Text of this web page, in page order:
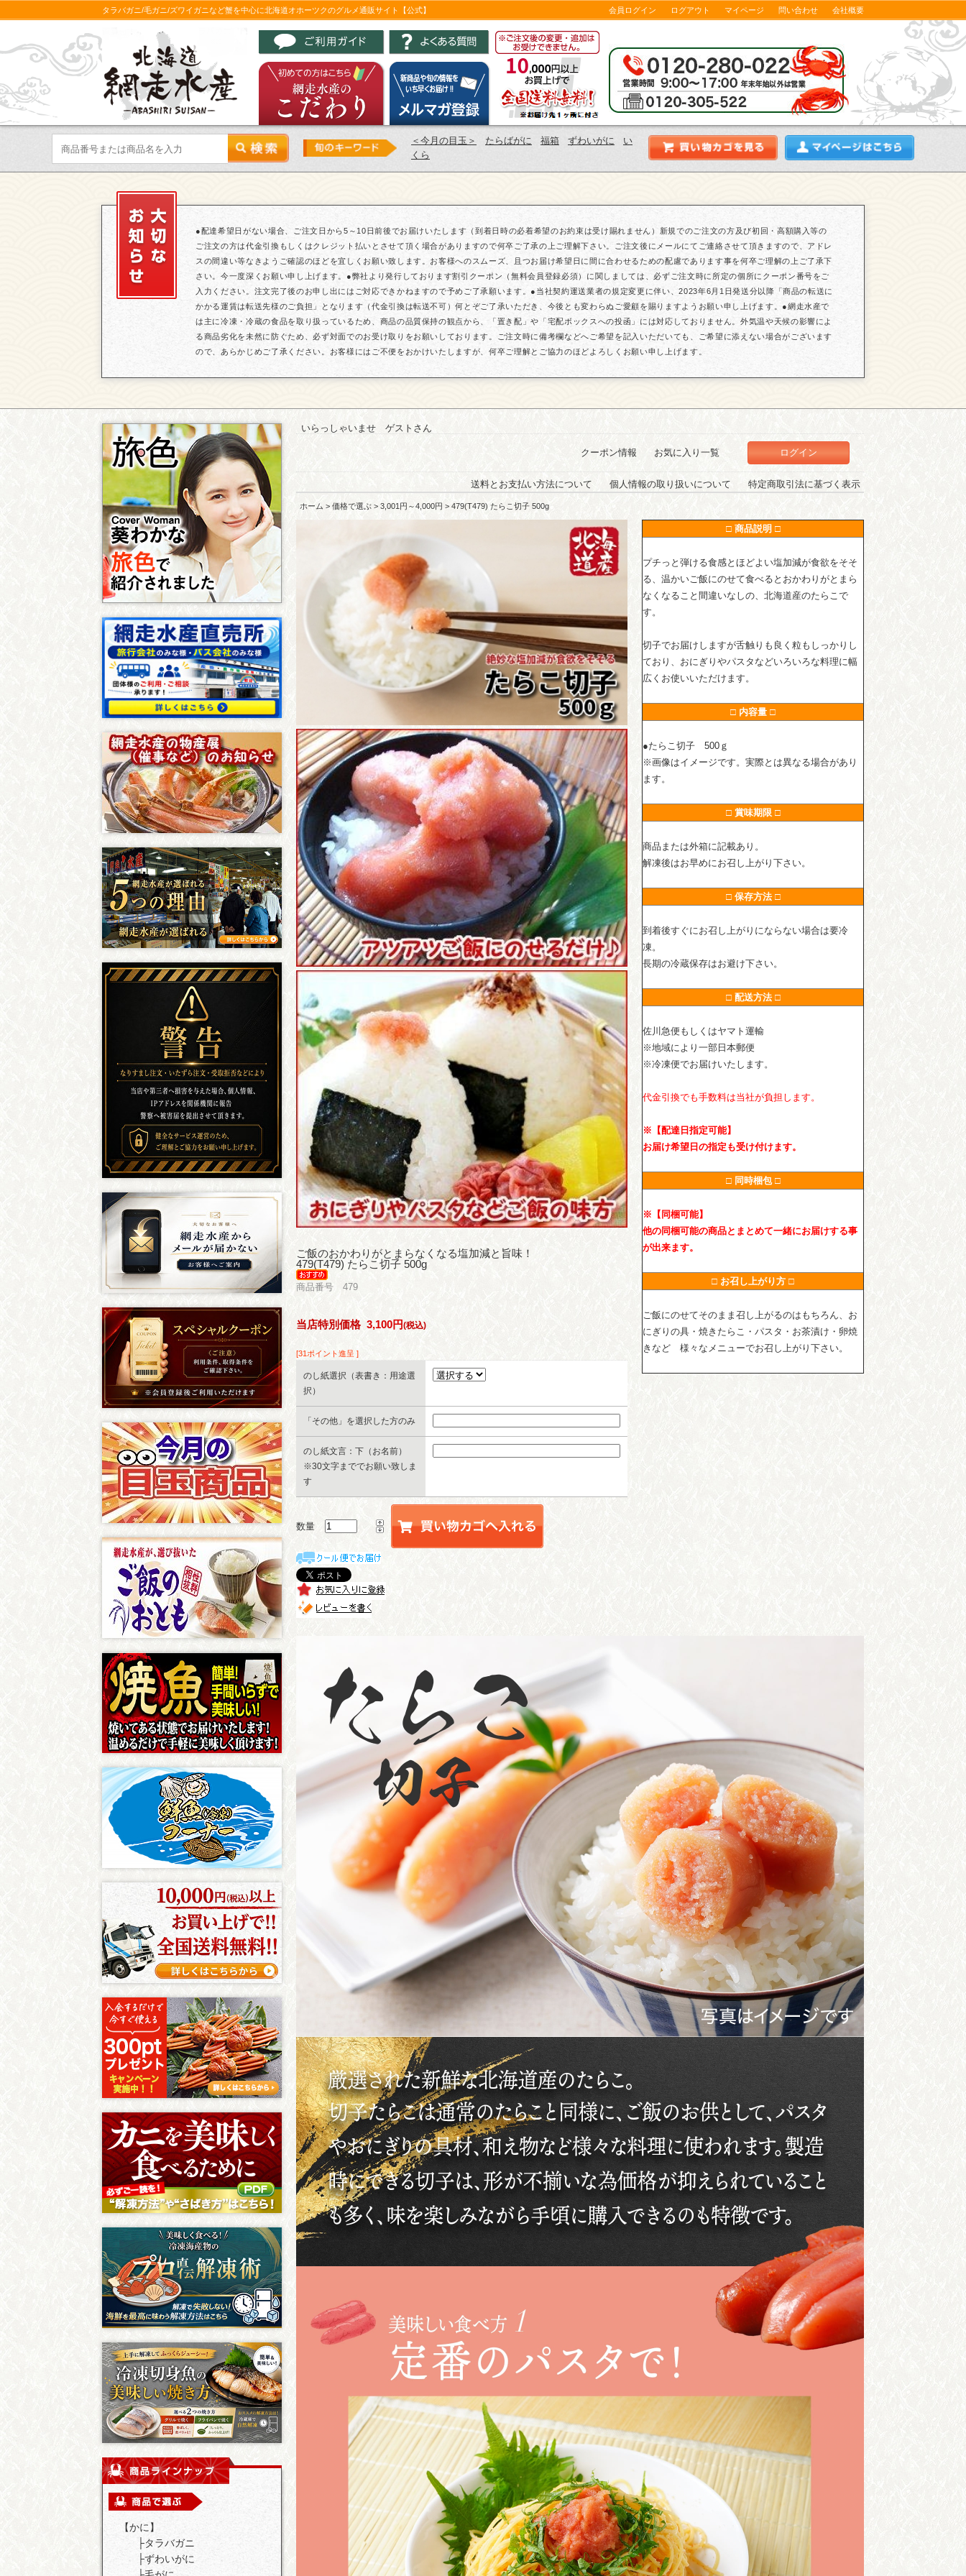
タラバガニ/毛ガニ/ズワイガニなど蟹を中心に北海道オホーツクのグルメ通販サイト【公式】 会社概要
問い合わせ
マイページ
ログアウト
会員ログイン
＜今月の目玉＞ たらばがに 福箱 ずわいがに
い
くら
●配達希望日がない場合、ご注文日から5～10日前後でお届けいたします（到着日時の必着希望のお約束は受け賜れません）新規でのご注文の方及び初回・高額購入等の
ご注文の方は代金引換もしくはクレジット払いとさせて頂く場合がありますので何卒ご了承の上ご理解下さい。ご注文後にメールにてご連絡させて頂きますので、アドレ
スの間違い等なきようご確認のほどを宜しくお願い致します。お客様へのスムーズ、且つお届け希望日に間に合わせるための配慮であります事を何卒ご理解の上ご了承下
さい。今一度深くお願い申し上げます。●弊社より発行しております割引クーポン（無料会員登録必須）に関しましては、必ずご注文時に所定の個所にクーポン番号をご
入力ください。注文完了後のお申し出にはご対応できかねますので予めご了承願います。●当社契約運送業者の規定変更に伴い、2023年6月1日発送分以降「商品の転送に
かかる運賃は転送先様のご負担」となります（代金引換は転送不可）何とぞご了承いただき、今後とも変わらぬご愛顧を賜りますようお願い申し上げます。●網走水産で
は主に冷凍・冷蔵の食品を取り扱っているため、商品の品質保持の観点から、「置き配」や「宅配ボックスへの投函」には対応しておりません。外気温や天候の影響によ
る商品劣化を未然に防ぐため、必ず対面でのお受け取りをお願いしております。ご注文時に備考欄などへご希望を記入いただいても、ご希望に添えない場合がございます
ので、あらかじめご了承ください。お客様にはご不便をおかけいたしますが、何卒ご理解とご協力のほどよろしくお願い申し上げます。
【かに】
├タラバガニ
├ずわいがに
いらっしゃいませ ゲストさん
クーポン情報 お気に入り一覧 ログイン
送料とお支払い方法について 個人情報の取り扱いについて 特定商取引法に基づく表示
ホーム > 価格で選ぶ > 3,001円～4,000円 > 479(T479) たらこ切子 500g
ご飯のおかわりがとまらなくなる塩加減と旨味！
479(T479) たらこ切子 500g
商品番号 479
当店特別価格 3,100円(税込)
[31ポイント進呈 ]
のし紙選択（表書き：用途選
択）
「その他」を選択した方のみ
のし紙文言：下（お名前）
※30文字まででお願い致しま
す
数量
□ 商品説明 □
プチっと弾ける食感とほどよい塩加減が食欲をそそ
る、温かいご飯にのせて食べるとおかわりがとまら
なくなること間違いなしの、北海道産のたらこで
す。
切子でお届けしますが舌触りも良く粒もしっかりし
ており、おにぎりやパスタなどいろいろな料理に幅
広くお使いいただけます。
□ 内容量 □
●たらこ切子 500ｇ
※画像はイメージです。実際とは異なる場合があり
ます。
□ 賞味期限 □
商品または外箱に記載あり。
解凍後はお早めにお召し上がり下さい。
□ 保存方法 □
到着後すぐにお召し上がりにならない場合は要冷
凍。
長期の冷蔵保存はお避け下さい。
□ 配送方法 □
佐川急便もしくはヤマト運輸
※地域により一部日本郵便
※冷凍便でお届けいたします。
代金引換でも手数料は当社が負担します。
※【配達日指定可能】
お届け希望日の指定も受け付けます。
□ 同時梱包 □
※【同梱可能】
他の同梱可能の商品とまとめて一緒にお届けする事
が出来ます。
□ お召し上がり方 □
ご飯にのせてそのまま召し上がるのはもちろん、お
にぎりの具・焼きたらこ・パスタ・お茶漬け・卵焼
きなど 様々なメニューでお召し上がり下さい。